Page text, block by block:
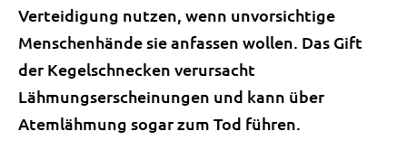
Verteidigung nutzen, wenn unvorsichtige
Menschenhände sie anfassen wollen. Das Gift
der Kegelschnecken verursacht
Lähmungserscheinungen und kann über
Atemlähmung sogar zum Tod führen.